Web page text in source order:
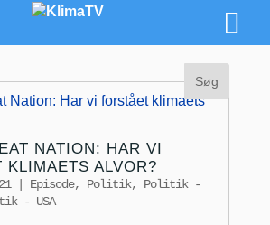
NATION: HAR VI
KLIMAETS ALVOR?
| Episode, Politik, Politik -
- USA